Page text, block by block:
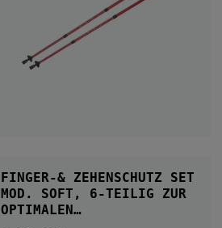
FINGER-& ZEHENSCHUTZ SET
MOD. SOFT, 6-TEILIG ZUR
OPTIMALEN